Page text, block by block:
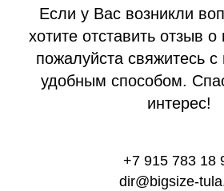
Если у Вас возникли
хотите отставить отзыв
пожалуйста свяжитесь
удобным способом.
интерес!
+7 915 783 18
dir@bigsize-